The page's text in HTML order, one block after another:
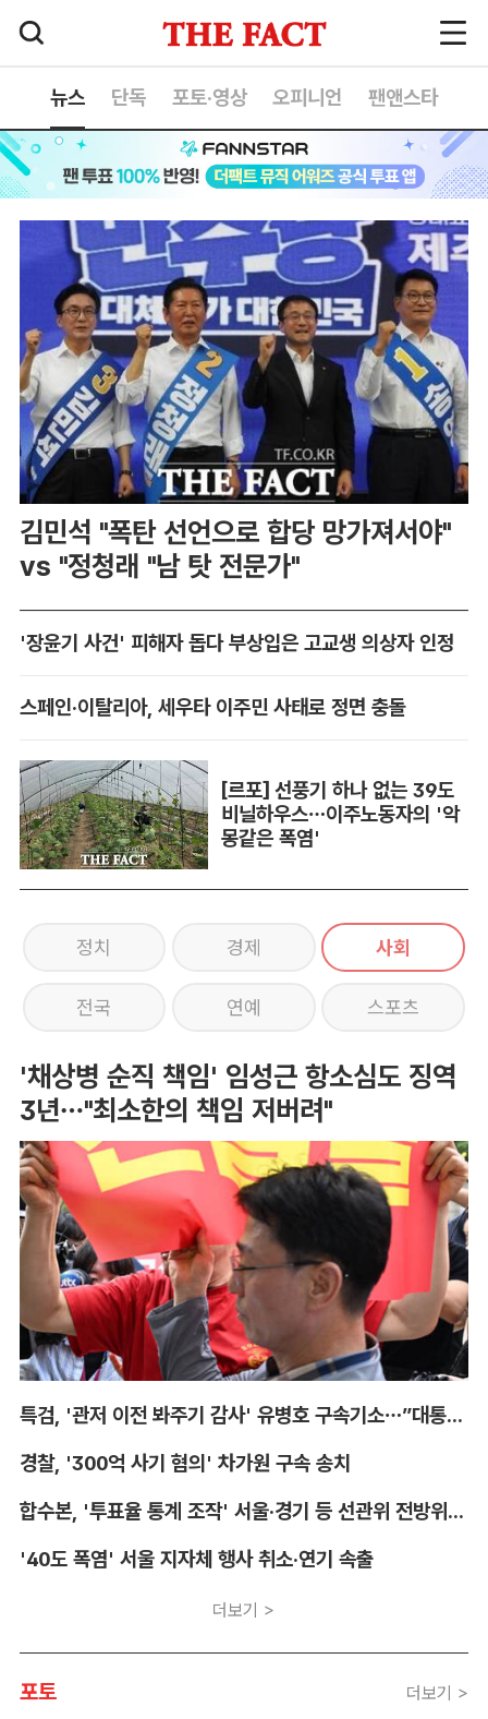
뉴스 단독 포토·영상 오피니언 팬앤스타
김민석 "폭탄 선언으로 합당 망가져서야"
vs "정청래 "남 탓 전문가"
'장윤기 사건' 피해자 돕다 부상입은 고교생 의상자 인정
스페인·이탈리아, 세우타 이주민 사태로 정면 충돌
[르포] 선풍기 하나 없는 39도
비닐하우스…이주노동자의 '악
몽같은 폭염'
정치 경제 사회
전국 연예 스포츠
'채상병 순직 책임' 임성근 항소심도 징역
3년…"최소한의 책임 저버려"
특검, '관저 이전 봐주기 감사' 유병호 구속기소…”대통령실 청탁받아“
경찰, '300억 사기 혐의' 차가원 구속 송치
합수본, '투표율 통계 조작' 서울·경기 등 선관위 전방위 압수수색
'40도 폭염' 서울 지자체 행사 취소·연기 속출
더보기 >
포토 더보기 >